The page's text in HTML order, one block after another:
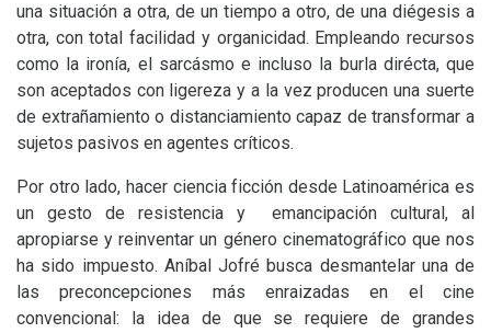
una situación a otra, de un tiempo a otro, de una diégesis a
otra, con total facilidad y organicidad. Empleando recursos
como la ironía, el sarcásmo e incluso la burla dirécta, que
son aceptados con ligereza y a la vez producen una suerte
de extrañamiento o distanciamiento capaz de transformar a
sujetos pasivos en agentes críticos.
Por otro lado, hacer ciencia ficción desde Latinoamérica es
un gesto de resistencia y emancipación cultural, al
apropiarse y reinventar un género cinematográfico que nos
ha sido impuesto. Aníbal Jofré busca desmantelar una de
las preconcepciones más enraizadas en el cine
convencional: la idea de que se requiere de grandes